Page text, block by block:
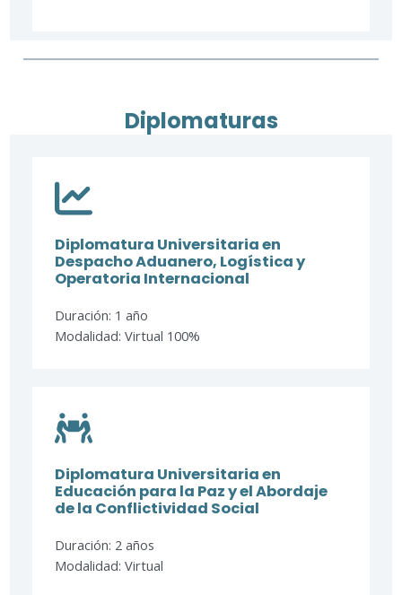
Diplomaturas
Diplomatura Universitaria en
Despacho Aduanero, Logística y
Operatoria Internacional​
Duración: 1 año
Modalidad: Virtual 100%
Diplomatura Universitaria en
Educación para la Paz y el Abordaje
de la Conflictividad Social
Duración: 2 años
Modalidad: Virtual